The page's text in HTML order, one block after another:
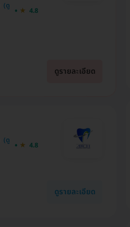
4.8
ดูรายละเอียด
4.8
ดูรายละเอียด